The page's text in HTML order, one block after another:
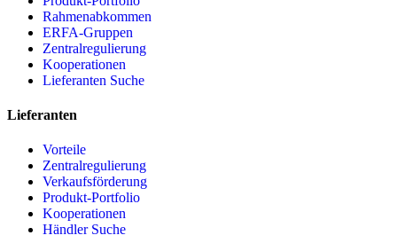
Rahmenabkommen
ERFA-Gruppen
Zentralregulierung
Kooperationen
Lieferanten Suche
Lieferanten
Vorteile
Zentralregulierung
Verkaufsförderung
Produkt-Portfolio
Kooperationen
Händler Suche